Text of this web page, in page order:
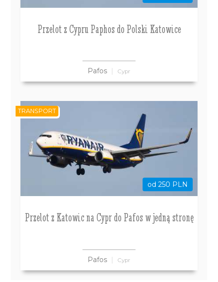
Przelot z Cypru Paphos do Polski Katowice
Pafos Cypr
od 250 PLN
Przelot z Katowic na Cypr do Pafos w jedną stronę
Pafos Cypr
TRANSPORT